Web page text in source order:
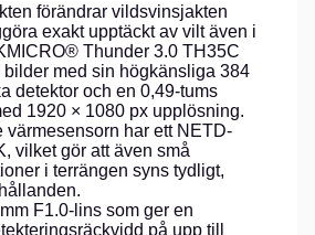
förändrar vildsvinsjakten
exakt upptäckt av vilt även i
Thunder 3.0 TH35C
bilder med sin högkänsliga 384
detektor och en 0,49-tums
1920 × 1080 px upplösning.
värmesensorn har ett NETD-
vilket gör att även små
i terrängen syns tydligt,
F1.0-lins som ger en
på upp till